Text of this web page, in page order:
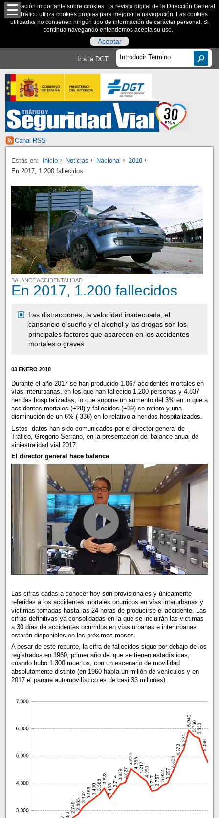
Información importante sobre cookies: La revista digital de la Dirección General
de Tráfico utiliza cookies propias para mejorar la navegación. Las cookies
utilizadas no contienen ningún tipo de información de carácter personal. Si
continua navegando entendemos acepta su uso.
Aceptar
Ir a la DGT
Canal RSS
Estás en: Inicio Noticias Nacional
2018
En 2017, 1.200 fallecidos
BALANCE ACCIDENTALIDAD
En 2017, 1.200 fallecidos
Las distracciones, la velocidad inadecuada, el
cansancio o sueño y el alcohol y las drogas son los
principales factores que aparecen en los accidentes
mortales o graves
03 ENERO 2018
Durante el año 2017 se han producido 1.067 accidentes mortales en
vías interurbanas, en los que han fallecido 1.200 personas y 4.837
heridas hospitalizadas, lo que supone un aumento del 3% en lo que a
accidentes mortales (+28) y fallecidos (+39) se refiere y una
disminución de un 6% (-336) en lo relativo a heridos hospitalizados.
Estos datos han sido comunicados por el director general de
Tráfico, Gregorio Serrano, en la presentación del balance anual de
siniestralidad vial 2017.
El director general hace balance
Las cifras dadas a conocer hoy son provisionales y únicamente
referidas a los accidentes mortales ocurridos en vías interurbanas y
victimas tomadas hasta las 24 horas de producirse el accidente. Las
cifras definitivas ya consolidadas en la que se incluirán las victimas
a 30 días de accidentes ocurridos en vías urbanas e interurbanas
estarán disponibles en los próximos meses.
A pesar de este repunte, la cifra de fallecidos sigue por debajo de los
registrados en 1960, primer año del que se tienen estadísticas,
cuando hubo 1.300 muertos, con un escenario de movilidad
absolutamente distinto (en 1960 había un millón de vehículos y en
2017 el parque automovilístico es de casi 33 millones).